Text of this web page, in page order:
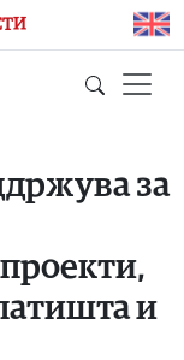
за
и